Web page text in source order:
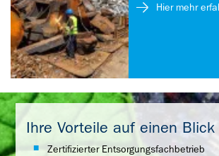
Hier mehr
Ihre Vorteile auf einen Blick
Zertifizierter Entsorgungsfachbetrieb